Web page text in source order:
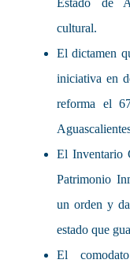
Estado de
cultural.
El dictamen
iniciativa en
reforma el
El Inventario
Patrimonio
un orden y
estado que
El